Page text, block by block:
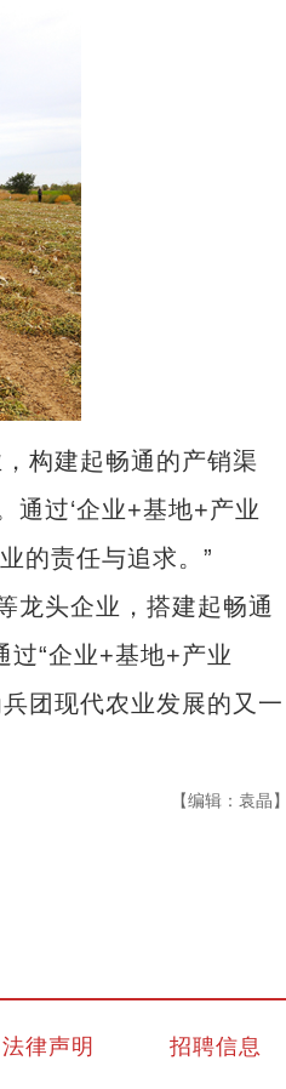
构建起畅通的产销渠
通过‘企业+基地+产业
的责任与追求。”
头企业，搭建起畅通
过“企业+基地+产业
团现代农业发展的又一
【编辑：袁晶】
法律声明 招聘信息